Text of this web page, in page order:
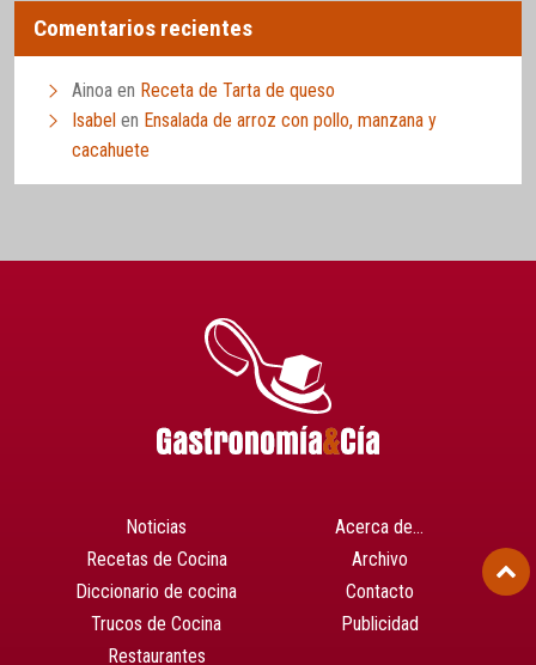
Comentarios recientes
Ainoa en Receta de Tarta de queso
Isabel en Ensalada de arroz con pollo, manzana y
cacahuete
Noticias
Recetas de Cocina
Diccionario de cocina
Trucos de Cocina
Restaurantes
Acerca de…
Archivo
Contacto
Publicidad